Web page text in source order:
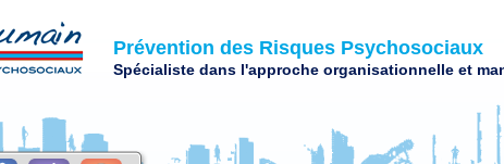
Prévention des Risques Psychosociaux
Spécialiste dans l'approche organisationnelle et